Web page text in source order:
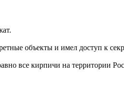
объекты и имел доступ к
все кирпичи на территории